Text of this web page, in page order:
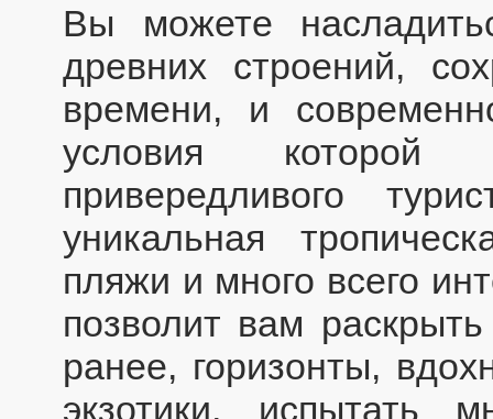
Вы можете
древних строений,
времени, и
условия
привередливого
уникальная
пляжи и много всего
позволит вам
ранее, горизонты,
экзотики, испытать